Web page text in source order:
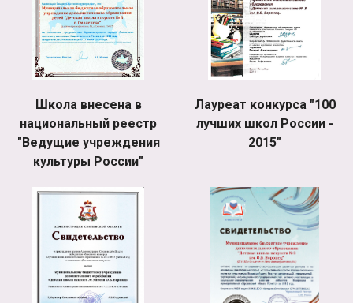
Школа внесена в
национальный реестр
"Ведущие учреждения
культуры России"
Лауреат конкурса "100
лучших школ России -
2015"